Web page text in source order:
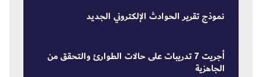
نموذج تقرير الحوادث الإلكتروني الجديد
أجريت 7 تدريبات على حالات الطوارئ والتحقق من
الجاهزية